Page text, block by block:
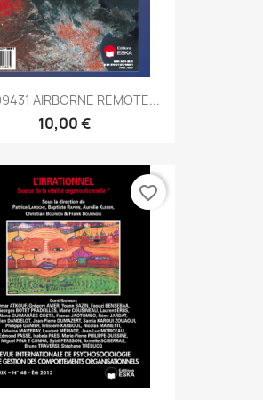
AIRBORNE REMOTE...
10,00 €
favorite_border